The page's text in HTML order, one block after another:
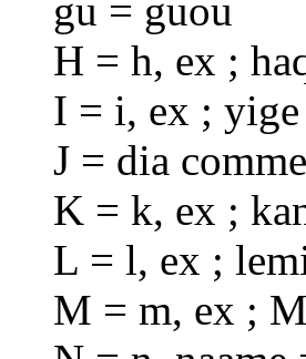
gu = guou
H = h, ex ;
I = i, ex ;
J = dia
K = k, ex ;
L = l, ex ;
M = m, ex ;